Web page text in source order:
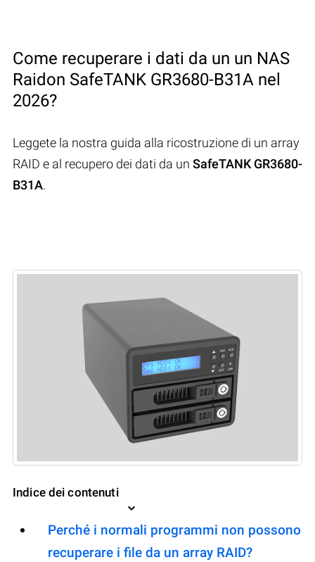
Come recuperare i dati da un un NAS
Raidon SafeTANK GR3680-B31A nel
2026?
Leggete la nostra guida alla ricostruzione di un array
RAID e al recupero dei dati da un SafeTANK GR3680-
B31A.
Indice dei contenuti
Perché i normali programmi non possono
recuperare i file da un array RAID?